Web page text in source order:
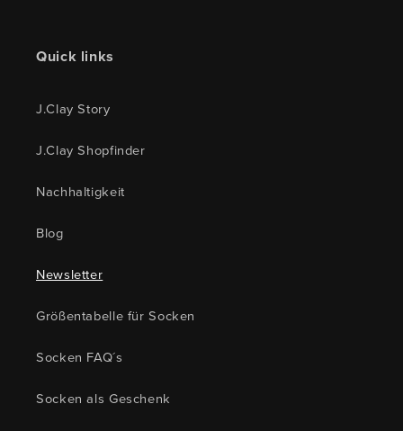
Quick links
J.Clay Story
J.Clay Shopfinder
Nachhaltigkeit
Blog
Newsletter
Größentabelle für Socken
Socken FAQ´s
Socken als Geschenk